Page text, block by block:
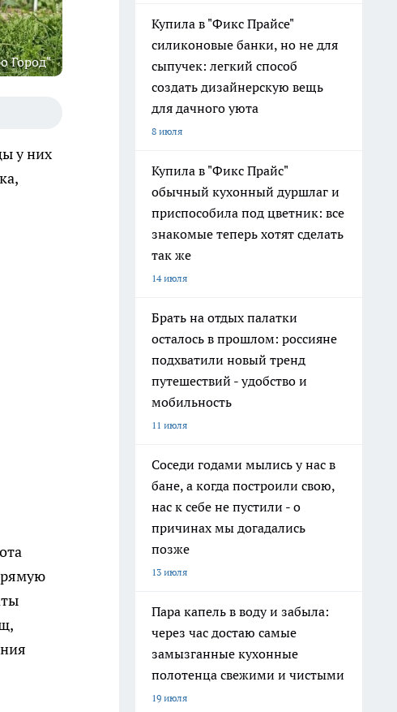
Город"
у них
Купила в "Фикс Прайсе"
силиконовые банки, но не для
сыпучек: легкий способ
создать дизайнерскую вещь
для дачного уюта
8 июля
Купила в "Фикс Прайс"
обычный кухонный дуршлаг и
приспособила под цветник: все
знакомые теперь хотят сделать
так же
14 июля
Брать на отдых палатки
осталось в прошлом: россияне
подхватили новый тренд
путешествий - удобство и
мобильность
11 июля
Соседи годами мылись у нас в
бане, а когда построили свою,
нас к себе не пустили - о
причинах мы догадались
позже
13 июля
Пара капель в воду и забыла:
через час достаю самые
замызганные кухонные
полотенца свежими и чистыми
19 июля